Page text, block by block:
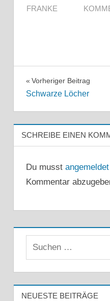
FRANKE
Vorheriger Beitrag
Schwarze Löcher
SCHREIBE EINEN
Du musst angemeldet
Kommentar
NEUESTE BEITRÄGE